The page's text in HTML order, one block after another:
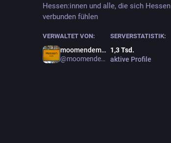
Hessen:innen und alle, die sich Hessen
verbunden fühlen
VERWALTET VON:
moomendemol!
@moomendemol
SERVERSTATISTIK:
1,3Tsd.
aktive Profile